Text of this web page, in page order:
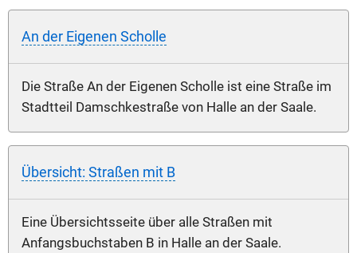
An der Eigenen Scholle
Die Straße An der Eigenen Scholle ist eine Straße im
Stadtteil Damschkestraße von Halle an der Saale.
Übersicht: Straßen mit B
Eine Übersichtsseite über alle Straßen mit
Anfangsbuchstaben B in Halle an der Saale.